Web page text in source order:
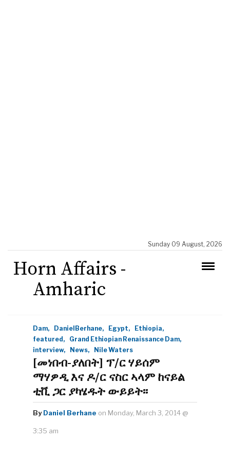
Sunday 09 August, 2026
Horn Affairs -
Amharic
Dam, DanielBerhane, Egypt,
Ethiopia,
featured,
Grand Ethiopian Renaissance Dam,
interview,
News, Nile Waters
[መነበብ-ያለበት] ፕ/ር ሃይሰም
ማሃዎዲ እና ዶ/ር ናስር ኣላም ከናይል
ቲቪ ጋር ያካሄዱት ውይይት፡፡
By Daniel Berhane on Monday, March 3, 2014 @
3:35 am